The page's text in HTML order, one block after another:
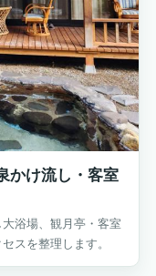
かけ流し・客室
浴場、観月亭・客室
スを整理します。